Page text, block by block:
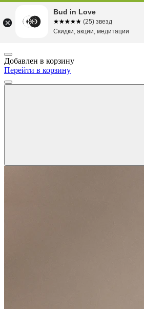
Добавлен в корзину
Перейти в корзину
Bud in Love
☆☆☆☆☆
★★★★★ (25) звезд
Скидки, акции, медитации